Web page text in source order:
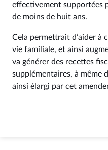
effectivement supportées
de moins de huit ans.
Cela permettrait d’aider à
vie familiale, et ainsi
va générer des recettes
supplémentaires, à même
ainsi élargi par cet